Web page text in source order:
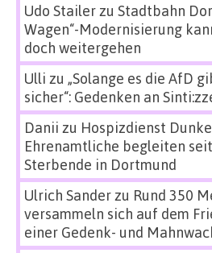
Udo Stailerzu Stadtbahn
Wagen“-Modernisierung
doch weitergehen
Ulli zu „Solange es die AfD
sicher“: Gedenken an
Danii zu Hospizdienst
Ehrenamtliche begleiten
Sterbende in Dortmund
Ulrich Sanderzu Rund 350
versammeln sich auf dem
einer Gedenk- und